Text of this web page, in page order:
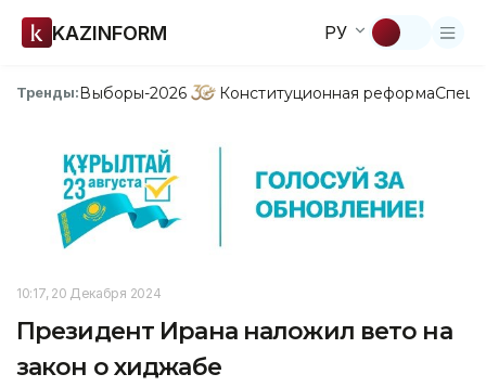
KAZINFORM РУ
Тренды:Выборы-2026 Конституционная реформа
10:17, 20 Декабря 2024
Президент Ирана наложил вето на
закон о хиджабе